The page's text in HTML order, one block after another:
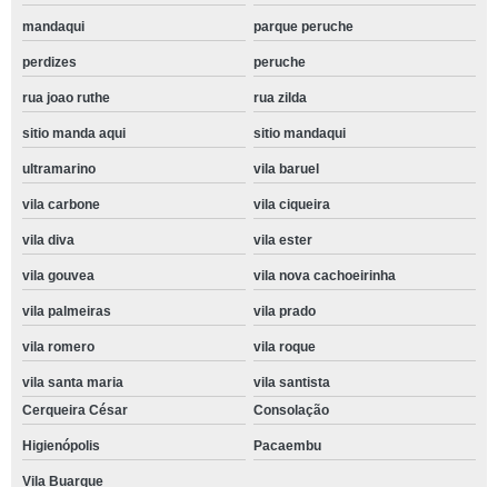
mandaqui parque peruche
perdizes peruche
rua joao ruthe rua zilda
sitio manda aqui sitio mandaqui
ultramarino vila baruel
vila carbone vila ciqueira
vila diva vila ester
vila gouvea vila nova cachoeirinha
vila palmeiras vila prado
vila romero vila roque
vila santa maria
vila santista
Cerqueira César
Consolação
Higienópolis Pacaembu
Vila Buarque